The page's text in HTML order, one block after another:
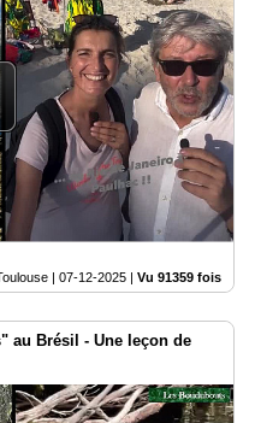
| 07-12-2025 | Vu 91359 fois
au Brésil - Une leçon de